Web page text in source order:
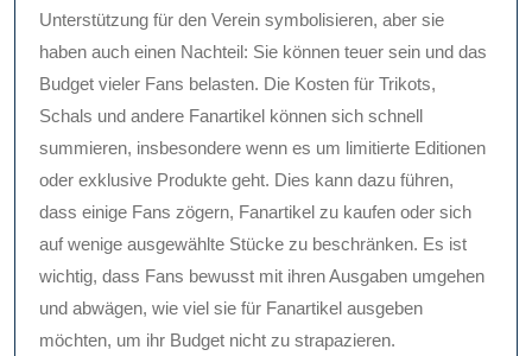
Unterstützung für den Verein symbolisieren, aber sie
haben auch einen Nachteil: Sie können teuer sein und das
Budget vieler Fans belasten. Die Kosten für Trikots,
Schals und andere Fanartikel können sich schnell
summieren, insbesondere wenn es um limitierte Editionen
oder exklusive Produkte geht. Dies kann dazu führen,
dass einige Fans zögern, Fanartikel zu kaufen oder sich
auf wenige ausgewählte Stücke zu beschränken. Es ist
wichtig, dass Fans bewusst mit ihren Ausgaben umgehen
und abwägen, wie viel sie für Fanartikel ausgeben
möchten, um ihr Budget nicht zu strapazieren.